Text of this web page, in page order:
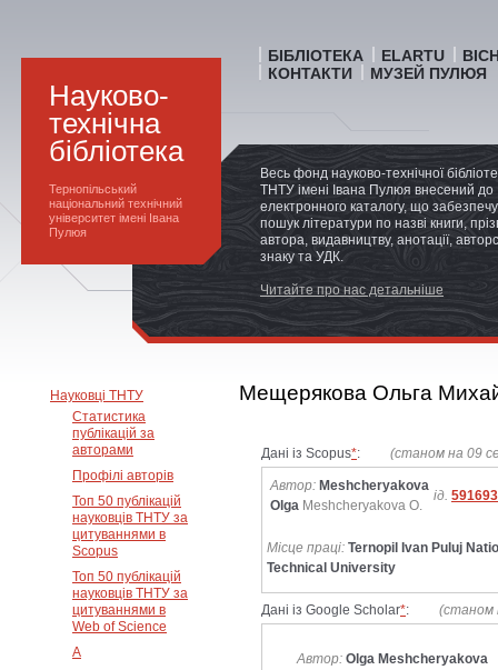
Науково-
технічна
бібліотека
Тернопільський
національний технічний
університет імені Івана
Пулюя
БІБЛІОТЕКА ELARTU
КОНТАКТИ
МУЗЕЙ ПУЛЮЯ
Весь фонд науково-технічної
ТНТУ імені Івана Пулюя внесений до
електронного каталогу, що
пошук літератури по назві книги,
автора, видавництву, анотації,
знаку та УДК.
Читайте про нас детальніше
Науковці ТНТУ
Статистика
публікацій за
авторами
Профілі авторів
Топ 50 публікацій
науковців ТНТУ за
цитуваннями в
Scopus
Топ 50 публікацій
науковців ТНТУ за
цитуваннями в
Web of Science
А
Мещерякова Ольга
Дані із Scopus*: (станом на 09
Автор: Meshcheryakova
Olga Meshcheryakova O.
ід.
Місце праці: Ternopil Ivan Puluj
Technical University
Дані із Google Scholar*: (станом
Автор: Olga Meshcheryakova